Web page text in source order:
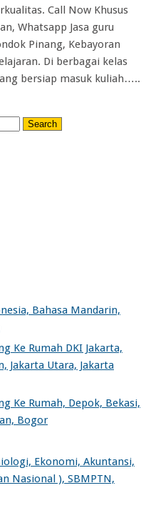
Call Now Khusus
Whatsapp Jasa guru
Pinang, Kebayoran
Di berbagai kelas
bersiap masuk kuliah…..
Bahasa Mandarin,
Ke Rumah DKI Jakarta,
Jakarta Utara, Jakarta
Ke Rumah, Depok, Bekasi,
Bogor
Ekonomi, Akuntansi,
Nasional ), SBMPTN,